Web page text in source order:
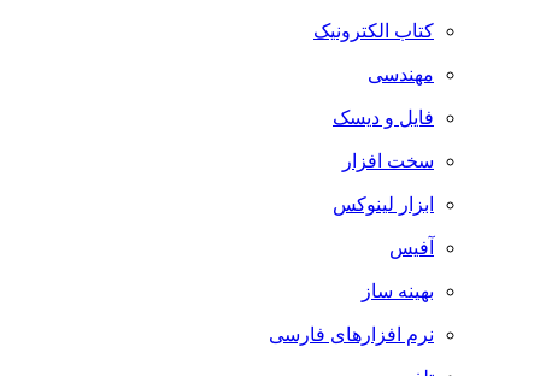
کتاب الکترونیک
مهندسی
فایل و دیسک
سخت افزار
ابزار لینوکس
آفیس
بهینه ساز
نرم افزارهای فارسی